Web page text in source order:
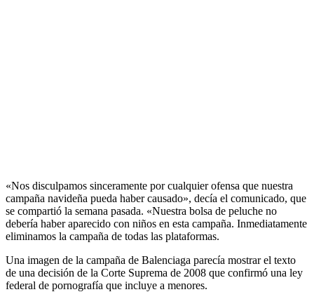
«Nos disculpamos sinceramente por cualquier ofensa que nuestra
campaña navideña pueda haber causado», decía el comunicado, que
se compartió la semana pasada. «Nuestra bolsa de peluche no
debería haber aparecido con niños en esta campaña. Inmediatamente
eliminamos la campaña de todas las plataformas.
Una imagen de la campaña de Balenciaga parecía mostrar el texto
de una decisión de la Corte Suprema de 2008 que confirmó una ley
federal de pornografía que incluye a menores.